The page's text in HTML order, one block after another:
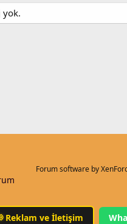
yok.
Forum software by
Reklam ve İletişim